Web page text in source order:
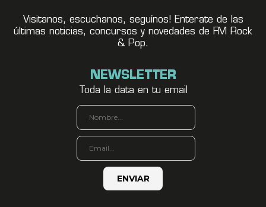
Visitanos, escuchanos, seguínos! Enterate de las
últimas noticias, concursos y novedades de FM Rock
& Pop.
NEWSLETTER
Toda la data en tu email